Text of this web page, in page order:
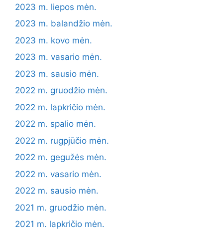
2023 m. liepos mėn.
2023 m. balandžio mėn.
2023 m. kovo mėn.
2023 m. vasario mėn.
2023 m. sausio mėn.
2022 m. gruodžio mėn.
2022 m. lapkričio mėn.
2022 m. spalio mėn.
2022 m. rugpjūčio mėn.
2022 m. gegužės mėn.
2022 m. vasario mėn.
2022 m. sausio mėn.
2021 m. gruodžio mėn.
2021 m. lapkričio mėn.